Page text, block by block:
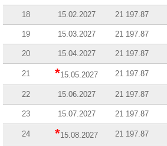
18 15.02.2027 21 197.87
19 15.03.2027 21 197.87
20 15.04.2027 21 197.87
21 *15.05.2027 21 197.87
22 15.06.2027 21 197.87
23 15.07.2027 21 197.87
24 *15.08.2027 21 197.87